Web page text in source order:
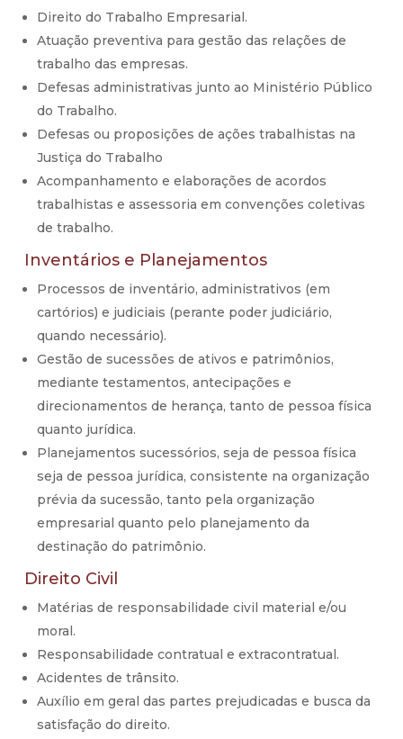
Direito do Trabalho Empresarial.
Atuação preventiva para gestão das relações de
trabalho das empresas.
Defesas administrativas junto ao Ministério Público
do Trabalho.
Defesas ou proposições de ações trabalhistas na
Justiça do Trabalho
Acompanhamento e elaborações de acordos
trabalhistas e assessoria em convenções coletivas
de trabalho.
Inventários e Planejamentos
Processos de inventário, administrativos (em
cartórios) e judiciais (perante poder judiciário,
quando necessário).
Gestão de sucessões de ativos e patrimônios,
mediante testamentos, antecipações e
direcionamentos de herança, tanto de pessoa física
quanto jurídica.
Planejamentos sucessórios, seja de pessoa física
seja de pessoa jurídica, consistente na organização
prévia da sucessão, tanto pela organização
empresarial quanto pelo planejamento da
destinação do patrimônio.
Direito Civil
Matérias de responsabilidade civil material e/ou
moral.
Responsabilidade contratual e extracontratual.
Acidentes de trânsito.
Auxílio em geral das partes prejudicadas e busca da
satisfação do direito.